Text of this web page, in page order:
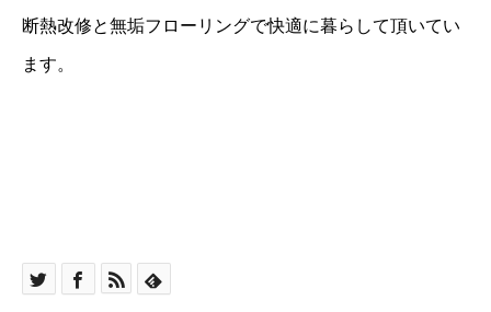
断熱改修と無垢フローリングで快適に暮らして頂いてい
ます。